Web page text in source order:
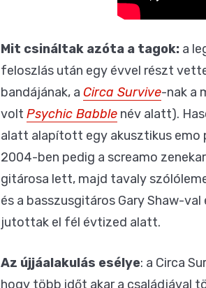
Mit csináltak azóta a tagok: a
feloszlás után egy évvel részt
bandájának, a Circa Survive-nak a
volt Psychic Babble név alatt).
alatt alapított egy akusztikus emo
2004-ben pedig a screamo zenekar
gitárosa lett, majd tavaly
és a basszusgitáros Gary Shaw-
jutottak el fél évtized alatt.
Az újjáalakulás esélye: a Circa
hogy több időt akar a családjával